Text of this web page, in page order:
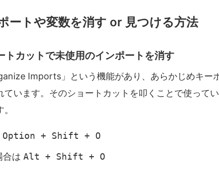
ートや変数を消す or 見つける方法
トカットで未使用のインポートを消す
Imports」という機能があり、あらかじめキー
ています。そのショートカットを叩くことで使って
Option + Shift + O
は Alt + Shift + O